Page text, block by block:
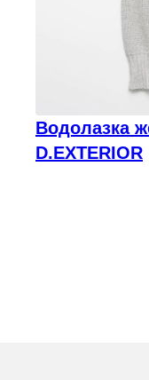
Водолазка
D.EXTERIOR